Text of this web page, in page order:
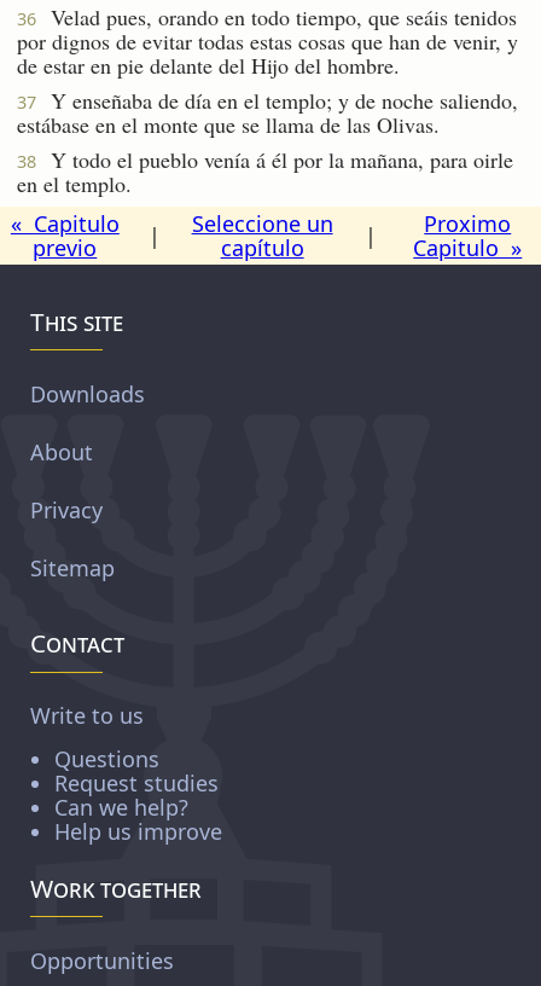
36
Velad pues, orando en todo tiempo, que seáis tenidos
por dignos de evitar todas estas cosas que han de venir, y
de estar en pie delante del Hijo del hombre.
37
Y enseñaba de día en el templo; y de noche saliendo,
estábase en el monte que se llama de las Olivas.
38
Y todo el pueblo venía á él por la mañana, para oirle
en el templo.
« Capitulo
previo
|
Seleccione un
capítulo
|
Proximo
Capitulo »
This site
Downloads
About
Privacy
Sitemap
Contact
Write to us
Questions
Request studies
Can we help?
Help us improve
Work together
Opportunities